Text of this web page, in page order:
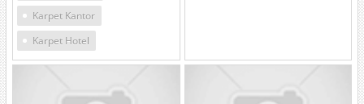
Karpet Kantor
Karpet Hotel